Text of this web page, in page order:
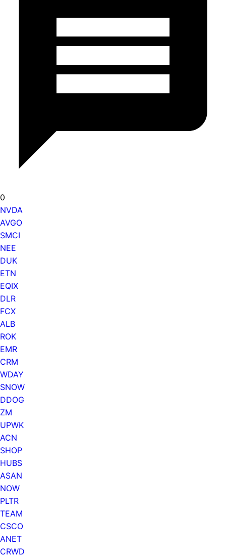
0
NVDA
AVGO
SMCI
NEE
DUK
ETN
EQIX
DLR
FCX
ALB
ROK
EMR
CRM
WDAY
SNOW
DDOG
ZM
UPWK
ACN
SHOP
HUBS
ASAN
NOW
PLTR
TEAM
CSCO
ANET
CRWD